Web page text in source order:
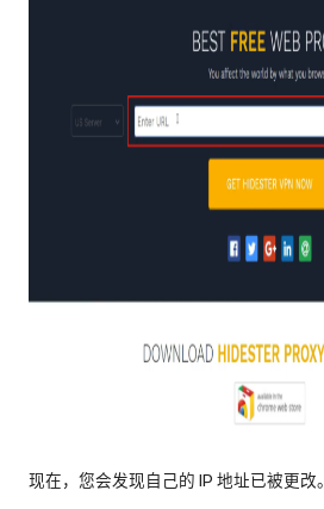
现在，您会发现自己的 IP 地址已被更改。